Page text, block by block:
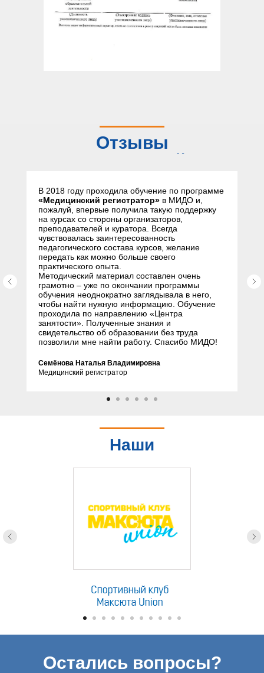
Отзывы
слушателей
В 2018 году проходила обучение по программе
«Медицинский регистратор» в МИДО и,
пожалуй, впервые получила такую поддержку
на курсах со стороны организаторов,
преподавателей и куратора. Всегда
чувствовалась заинтересованность
педагогического состава курсов, желание
передать как можно больше своего
практического опыта.
Методический материал составлен очень
грамотно – уже по окончании программы
обучения неоднократно заглядывала в него,
чтобы найти нужную информацию. Обучение
проходила по направлению «Центра
занятости». Полученные знания и
свидетельство об образовании без труда
позволили мне найти работу. Спасибо МИДО!
Семёнова Наталья Владимировна
Медицинский регистратор
Наши
Остались вопросы?